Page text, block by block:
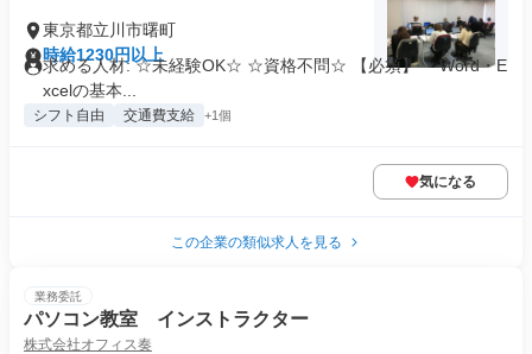
東京都立川市曙町
時給1230円以上
求める人材: ☆未経験OK☆ ☆資格不問☆ 【必須】 ・Word・E
xcelの基本...
シフト自由 交通費支給 +1個
気になる
この企業の類似求人を見る
業務委託
パソコン教室 インストラクター
株式会社オフィス奏